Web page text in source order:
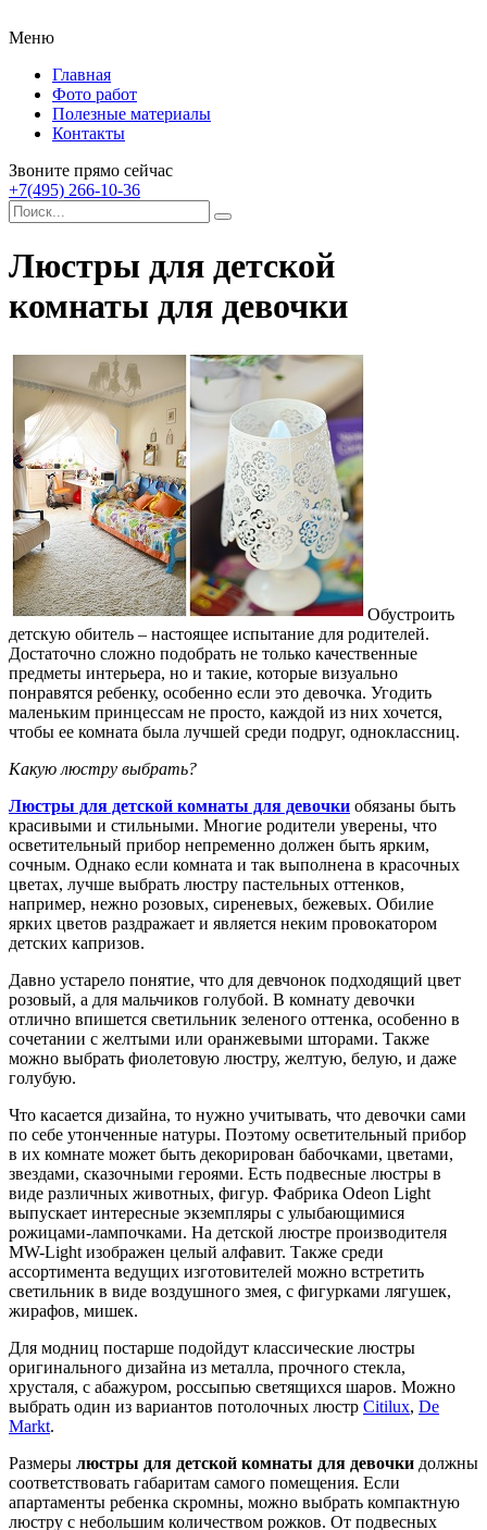
Меню
Главная
Фото работ
Полезные материалы
Контакты
Звоните прямо сейчас
+7(495) 266-10-36
Люстры для детской
комнаты для девочки
Обустроить
детскую обитель – настоящее испытание для родителей.
Достаточно сложно подобрать не только качественные
предметы интерьера, но и такие, которые визуально
понравятся ребенку, особенно если это девочка. Угодить
маленьким принцессам не просто, каждой из них хочется,
чтобы ее комната была лучшей среди подруг, одноклассниц.
Какую люстру выбрать?
Люстры для детской комнаты для девочки обязаны быть
красивыми и стильными. Многие родители уверены, что
осветительный прибор непременно должен быть ярким,
сочным. Однако если комната и так выполнена в красочных
цветах, лучше выбрать люстру пастельных оттенков,
например, нежно розовых, сиреневых, бежевых. Обилие
ярких цветов раздражает и является неким провокатором
детских капризов.
Давно устарело понятие, что для девчонок подходящий цвет
розовый, а для мальчиков голубой. В комнату девочки
отлично впишется светильник зеленого оттенка, особенно в
сочетании с желтыми или оранжевыми шторами. Также
можно выбрать фиолетовую люстру, желтую, белую, и даже
голубую.
Что касается дизайна, то нужно учитывать, что девочки сами
по себе утонченные натуры. Поэтому осветительный прибор
в их комнате может быть декорирован бабочками, цветами,
звездами, сказочными героями. Есть подвесные люстры в
виде различных животных, фигур. Фабрика Odeon Light
выпускает интересные экземпляры с улыбающимися
рожицами-лампочками. На детской люстре производителя
MW-Light изображен целый алфавит. Также среди
ассортимента ведущих изготовителей можно встретить
светильник в виде воздушного змея, с фигурками лягушек,
жирафов, мишек.
Для модниц постарше подойдут классические люстры
оригинального дизайна из металла, прочного стекла,
хрусталя, с абажуром, россыпью светящихся шаров. Можно
выбрать один из вариантов потолочных люстр Citilux, De
Markt.
Размеры люстры для детской комнаты для девочки должны
соответствовать габаритам самого помещения. Если
апартаменты ребенка скромны, можно выбрать компактную
люстру с небольшим количеством рожков. От подвесных